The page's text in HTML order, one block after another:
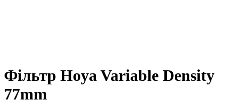
Фільтр Hoya Variable Density
77mm